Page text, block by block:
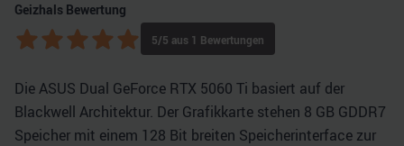
Geizhals Bewertung
5/5 aus 1 Bewertungen
Die ASUS Dual GeForce RTX 5060 Ti basiert auf der
Blackwell Architektur. Der Grafikkarte stehen 8 GB GDDR7
Speicher mit einem 128 Bit breiten Speicherinterface zur